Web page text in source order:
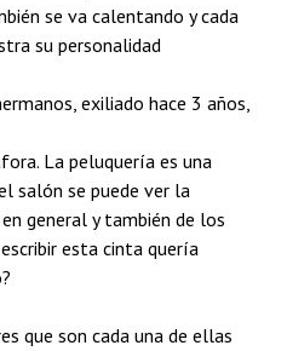
se va calentando y cada
su personalidad
exiliado hace 3 años,
La peluquería es una
salón se puede ver la
general y también de los
esta cinta quería
que son cada una de ellas